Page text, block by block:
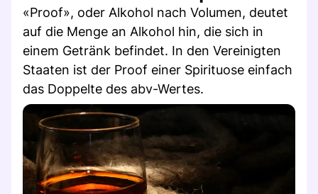
«Proof», oder Alkohol nach Volumen, deutet
auf die Menge an Alkohol hin, die sich in
einem Getränk befindet. In den Vereinigten
Staaten ist der Proof einer Spirituose einfach
das Doppelte des abv-Wertes.